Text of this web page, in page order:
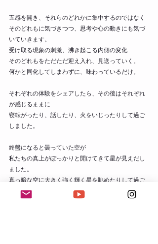
五感を開き、それらのどれかに集中するのではなく
そのどれもに気づきつつ、思考や心の動きにも気づ
いていきます。
受け取る現象の刺激、沸き起こる内側の変化
そのどれもをただただ迎え入れ、見送っていく。
何かと同化してしまわずに、味わっているだけ。
それぞれの体験をシェアしたら、その後はそれぞれ
が感じるままに
寝転がったり、話したり、火をいじったりして過ご
しました。
終盤になると曇っていた空が
私たちの真上がぽっかりと開けてきて星が見えだし
ました。
真っ暗な空に大きく強く輝く星を眺めたりして過ご
しました。